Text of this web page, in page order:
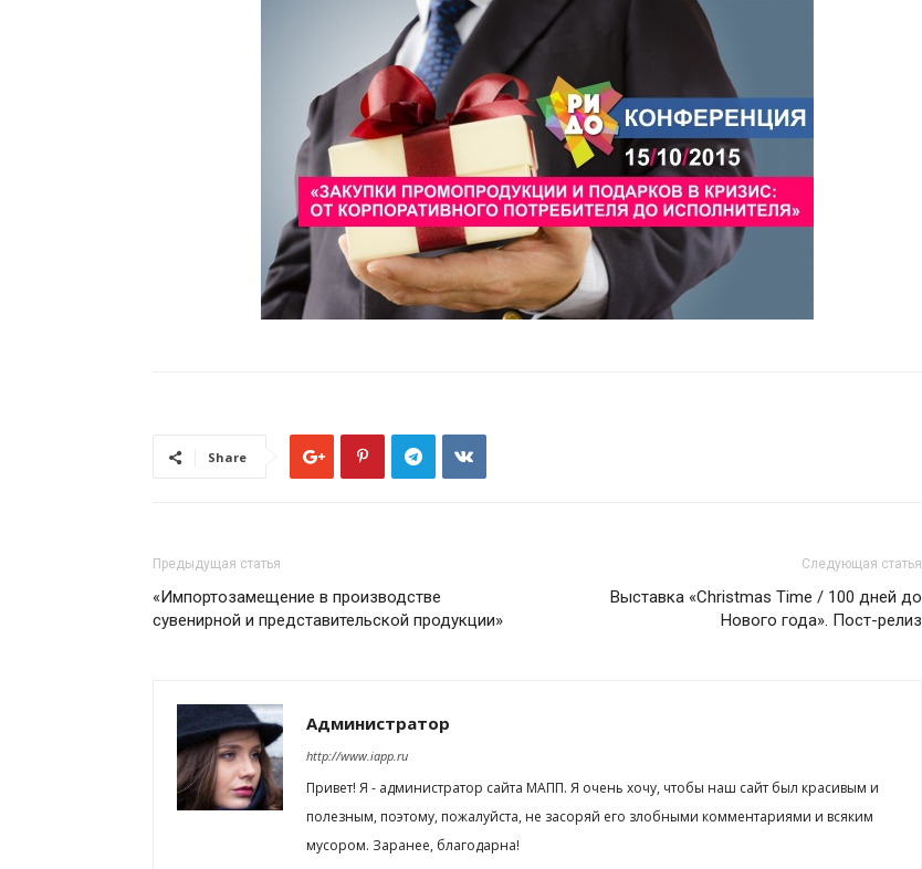
Share
Предыдущая статья
«Импортозамещение в производстве
сувенирной и представительской продукции»
Следующая статья
Выставка «Christmas Time / 100 дней до
Нового года». Пост-релиз
Администратор
http://www.iapp.ru
Привет! Я - администратор сайта МАПП. Я очень хочу, чтобы наш сайт был красивым и
полезным, поэтому, пожалуйста, не засоряй его злобными комментариями и всяким
мусором. Заранее, благодарна!